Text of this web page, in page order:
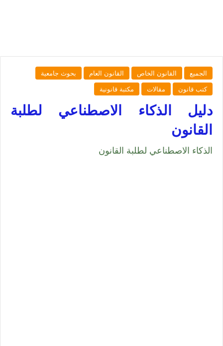
الجميع القانون الخاص القانون العام
بحوث جامعية
كتب قانون
مقالات مكتبة قانونية
دليل الذكاء الاصطناعي لطلبة
القانون
الذكاء الاصطناعي لطلبة القانون